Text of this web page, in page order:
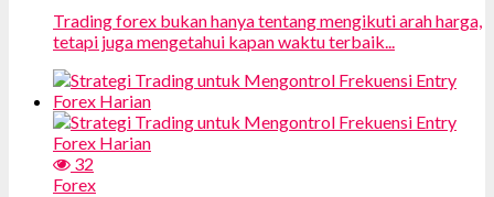
Trading forex bukan hanya tentang mengikuti arah harga,
tetapi juga mengetahui kapan waktu terbaik...
32
Forex